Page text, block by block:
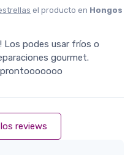
el producto en Hongos
Los podes usar fríos o
gourmet.
reviews